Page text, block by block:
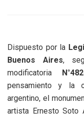
Dispuesto por la
Buenos Aires,
modificatoria
pensamiento y la
argentino, el
artista Ernesto Soto